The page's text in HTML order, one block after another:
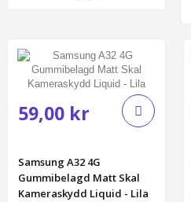
59,00 kr
Samsung A32 4G
Gummibelagd Matt Skal
Kameraskydd Liquid - Lila